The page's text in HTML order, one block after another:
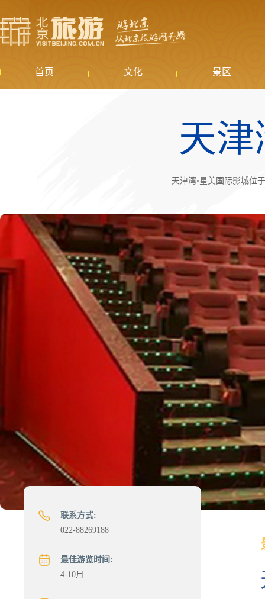
首页 文化 景区
天津
天津湾•星美国际影城位
联系方式:
022-88269188
最佳游览时间:
4-10月